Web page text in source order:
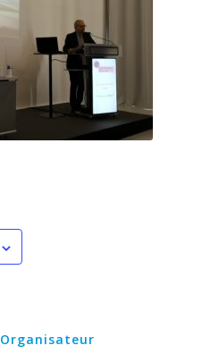
Organisateur